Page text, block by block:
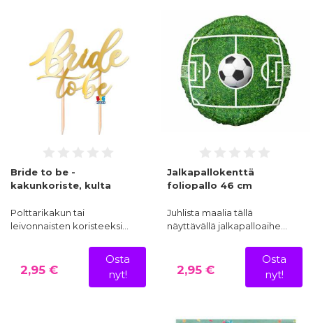
Bride to be -
kakunkoriste, kulta
Polttarikakun tai
leivonnaisten koristeeksi…
2,95 €
Osta
nyt!
Jalkapallokenttä
foliopallo 46 cm
Juhlista maalia tällä
näyttävällä jalkapalloaihe…
2,95 €
Osta
nyt!